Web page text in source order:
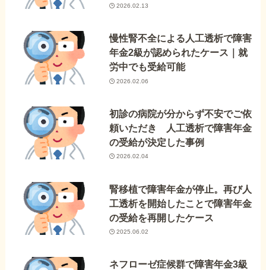
2026.02.13
慢性腎不全による人工透析で障害
年金2級が認められたケース｜就
労中でも受給可能
2026.02.06
初診の病院が分からず不安でご依
頼いただき 人工透析で障害年金
の受給が決定した事例
2026.02.04
腎移植で障害年金が停止。再び人
工透析を開始したことで障害年金
の受給を再開したケース
2025.06.02
ネフローゼ症候群で障害年金3級